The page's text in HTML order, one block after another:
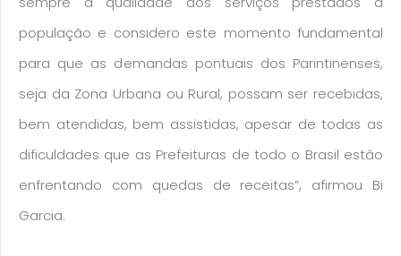
população e considero este momento fundamental
para que as demandas pontuais dos Parintinenses,
seja da Zona Urbana ou Rural, possam ser recebidas,
bem atendidas, bem assistidas, apesar de todas as
dificuldades que as Prefeituras de todo o Brasil estão
enfrentando com quedas de receitas”, afirmou Bi
Garcia.